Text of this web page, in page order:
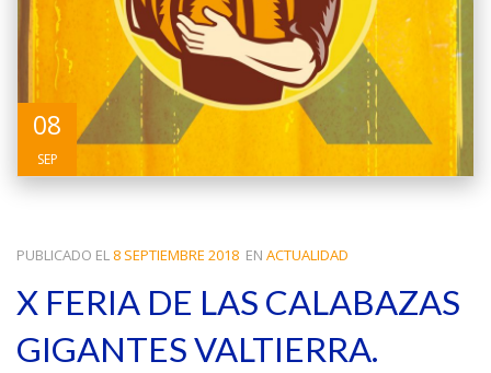
08
SEP
PUBLICADO EL 8 SEPTIEMBRE 2018 EN ACTUALIDAD
X FERIA DE LAS CALABAZAS
GIGANTES VALTIERRA.